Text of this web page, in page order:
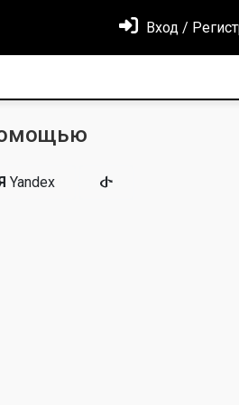
Вход /
Yandex